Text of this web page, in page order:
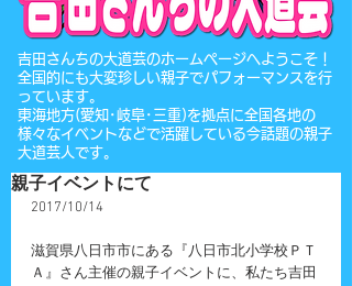
​吉田さんちの大道芸のホームページへようこそ！
全国的にも大変珍しい親子でパフォーマンスを行
っています。
東海地方(愛知･岐阜･三重)を拠点に全国各地の
様々なイベントなどで活躍している今話題の親子
大道芸人です。
親子イベントにて
2017/10/14
滋賀県八日市市にある『八日市北小学校ＰＴ
Ａ』さん主催の親子イベントに、私たち吉田